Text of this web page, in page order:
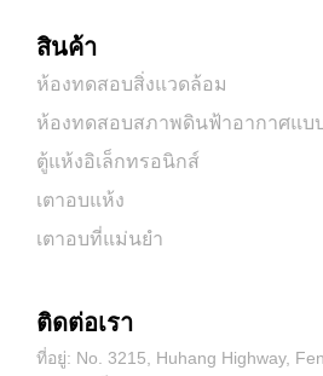
สินค้า
ห้องทดสอบสิ่งแวดล้อม
ห้องทดสอบสภาพดินฟ้าอากาศแบบ
ตู้แห้งอิเล็กทรอนิกส์
เตาอบแห้ง
เตาอบที่แม่นยำ
ติดต่อเรา
ที่อยู่: No. 3215, Huhang Highway,